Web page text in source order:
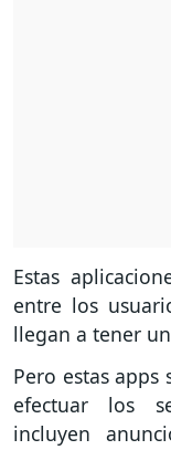
Estas
entre los
llegan a tener
Pero estas apps
efectuar los
incluyen